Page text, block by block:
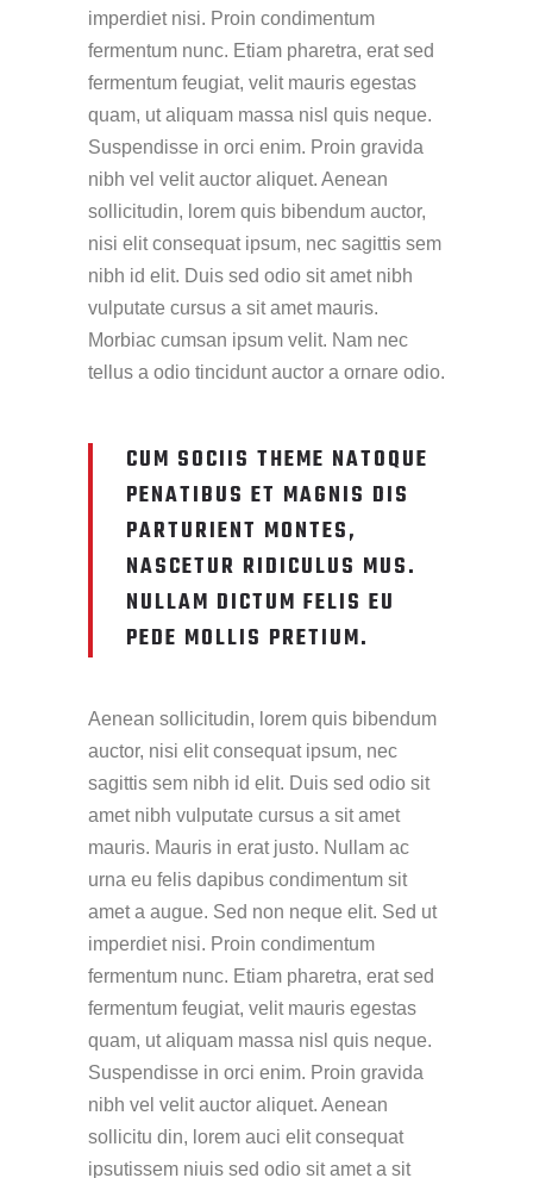
imperdiet nisi. Proin condimentum
fermentum nunc. Etiam pharetra, erat sed
fermentum feugiat, velit mauris egestas
quam, ut aliquam massa nisl quis neque.
Suspendisse in orci enim. Proin gravida
nibh vel velit auctor aliquet. Aenean
sollicitudin, lorem quis bibendum auctor,
nisi elit consequat ipsum, nec sagittis sem
nibh id elit. Duis sed odio sit amet nibh
vulputate cursus a sit amet mauris.
Morbiac cumsan ipsum velit. Nam nec
tellus a odio tincidunt auctor a ornare odio.
CUM SOCIIS THEME NATOQUE
PENATIBUS ET MAGNIS DIS
PARTURIENT MONTES,
NASCETUR RIDICULUS MUS.
NULLAM DICTUM FELIS EU
PEDE MOLLIS PRETIUM.
Aenean sollicitudin, lorem quis bibendum
auctor, nisi elit consequat ipsum, nec
sagittis sem nibh id elit. Duis sed odio sit
amet nibh vulputate cursus a sit amet
mauris. Mauris in erat justo. Nullam ac
urna eu felis dapibus condimentum sit
amet a augue. Sed non neque elit. Sed ut
imperdiet nisi. Proin condimentum
fermentum nunc. Etiam pharetra, erat sed
fermentum feugiat, velit mauris egestas
quam, ut aliquam massa nisl quis neque.
Suspendisse in orci enim. Proin gravida
nibh vel velit auctor aliquet. Aenean
sollicitu din, lorem auci elit consequat
ipsutissem niuis sed odio sit amet a sit